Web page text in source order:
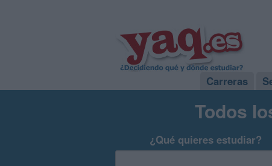
Carreras
Todos
¿Qué quieres estudiar?